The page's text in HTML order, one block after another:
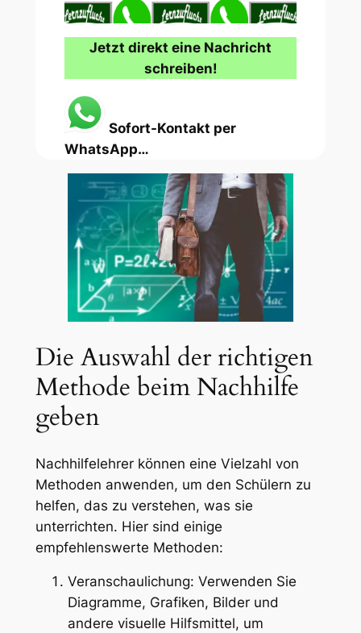
Jetzt direkt eine Nachricht
schreiben!
Sofort-Kontakt per
WhatsApp…
Die Auswahl der richtigen
Methode beim Nachhilfe
geben
Nachhilfelehrer können eine Vielzahl von
Methoden anwenden, um den Schülern zu
helfen, das zu verstehen, was sie
unterrichten. Hier sind einige
empfehlenswerte Methoden:
Veranschaulichung: Verwenden Sie
Diagramme, Grafiken, Bilder und
andere visuelle Hilfsmittel, um